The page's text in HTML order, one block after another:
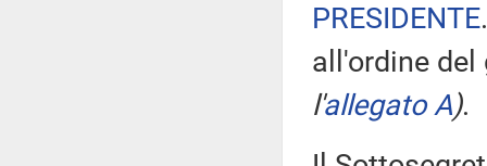
PRESIDENTE
all'ordine
l'allegato A).